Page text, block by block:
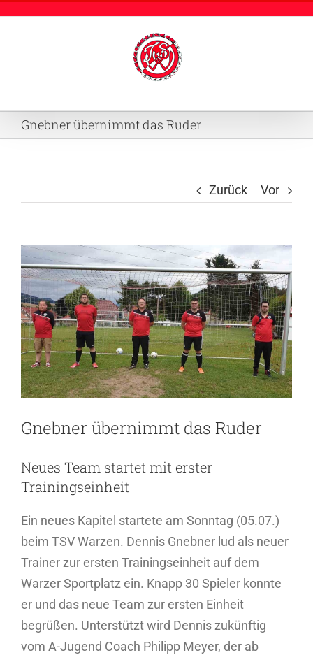
Gnebner übernimmt das Ruder
Zurück Vor
Zeige
grösseres
Bild
Gnebner übernimmt das Ruder
Neues Team startet mit erster
Trainingseinheit
Ein neues Kapitel startete am Sonntag (05.07.)
beim TSV Warzen. Dennis Gnebner lud als neuer
Trainer zur ersten Trainingseinheit auf dem
Warzer Sportplatz ein. Knapp 30 Spieler konnte
er und das neue Team zur ersten Einheit
begrüßen. Unterstützt wird Dennis zukünftig
vom A-Jugend Coach Philipp Meyer, der ab